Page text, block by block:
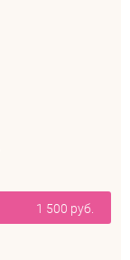
1 500 руб.